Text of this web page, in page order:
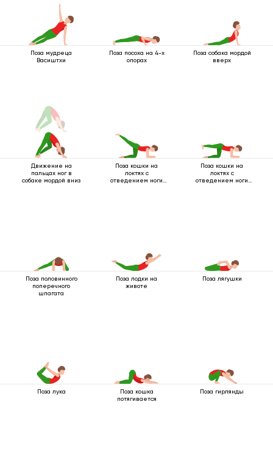
Поза мудреца
Васиштхи
Поза посоха на 4-х
опорах
Поза собака мордой
вверх
Движение на
пальцах ног в
собаке мордой вниз
Поза кошки на
локтях с
отведением ноги
Поза кошки на
локтях с
отведением ноги
Поза половинного
поперечного
шпагата
Поза лодки на
животе
Поза лягушки
Поза лука
Поза кошка
потягивается
Поза гирлянды